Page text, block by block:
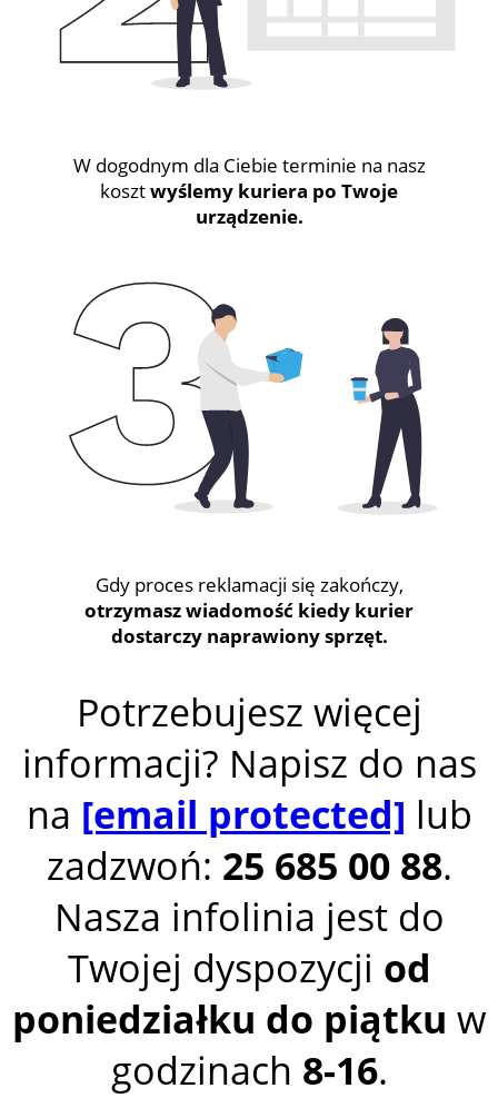
W dogodnym dla Ciebie terminie na nasz
kosztwyślemy kuriera po Twoje
urządzenie.
Gdy proces reklamacji się zakończy,
otrzymasz wiadomość kiedy kurier
dostarczy naprawiony sprzęt.
Potrzebujesz więcej
informacji? Napisz do nas
na [email protected] lub
zadzwoń: 25 685 00 88.
Nasza infolinia jest do
Twojej dyspozycji od
poniedziałku do piątku w
godzinach 8-16.